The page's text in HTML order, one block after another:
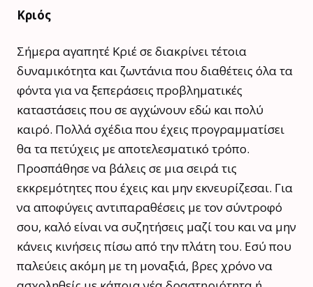
Κριός
Σήμερα αγαπητέ Κριέ σε διακρίνει τέτοια
δυναμικότητα και ζωντάνια που διαθέτεις όλα τα
φόντα για να ξεπεράσεις προβληματικές
καταστάσεις που σε αγχώνουν εδώ και πολύ
καιρό. Πολλά σχέδια που έχεις προγραμματίσει
θα τα πετύχεις με αποτελεσματικό τρόπο.
Προσπάθησε να βάλεις σε μια σειρά τις
εκκρεμότητες που έχεις και μην εκνευρίζεσαι. Για
να αποφύγεις αντιπαραθέσεις με τον σύντροφό
σου, καλό είναι να συζητήσεις μαζί του και να μην
κάνεις κινήσεις πίσω από την πλάτη του. Εσύ που
παλεύεις ακόμη με τη μοναξιά, βρες χρόνο να